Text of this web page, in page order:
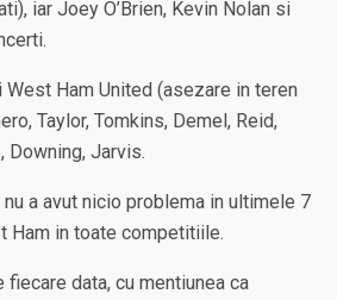
iar Joey O’Brien, Kevin Nolan si
West Ham United (asezare in teren
Taylor, Tomkins, Demel, Reid,
Downing, Jarvis.
a avut nicio problema in ultimele 7
Ham in toate competitiile.
fiecare data, cu mentiunea ca